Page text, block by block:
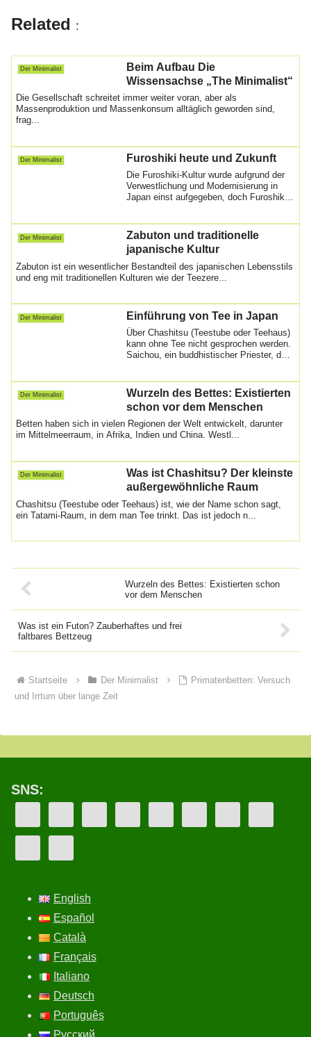
o
k
Related :
Der Minimalist
Beim Aufbau Die
Wissensachse „The Minimalist“
Die Gesellschaft schreitet immer weiter voran, aber als
Massenproduktion und Massenkonsum alltäglich geworden sind,
frag...
Der Minimalist Furoshiki heute und Zukunft
Die Furoshiki-Kultur wurde aufgrund der
Verwestlichung und Modernisierung in
Japan einst aufgegeben, doch Furoshiki
Der Minimalist
Zabuton und traditionelle
japanische Kultur
Zabuton ist ein wesentlicher Bestandteil des japanischen Lebensstils
und eng mit traditionellen Kulturen wie der Teezere...
Der Minimalist Einführung von Tee in Japan
Über Chashitsu (Teestube oder Teehaus)
kann ohne Tee nicht gesprochen werden.
Saichou, ein buddhistischer Priester, der
Der Minimalist
Wurzeln des Bettes: Existierten
schon vor dem Menschen
Betten haben sich in vielen Regionen der Welt entwickelt, darunter
im Mittelmeerraum, in Afrika, Indien und China. Westl...
Der Minimalist
Was ist Chashitsu? Der kleinste
außergewöhnliche Raum
Chashitsu (Teestube oder Teehaus) ist, wie der Name schon sagt,
ein Tatami-Raum, in dem man Tee trinkt. Das ist jedoch n...
Wurzeln des Bettes: Existierten schon
vor dem Menschen
Was ist ein Futon? Zauberhaftes und frei
faltbares Bettzeug
Startseite Der Minimalist
Primatenbetten: Versuch
und Irrtum über lange Zeit
SNS:
English
Español
Català
Français
Italiano
Deutsch
Português
Русский